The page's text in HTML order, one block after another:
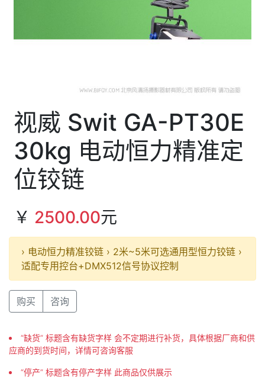
视威 Swit GA-PT30E
30kg 电动恒力精准定
位铰链
￥ 2500.00元
› 电动恒力精准铰链 › 2米~5米可选通用型恒力铰链 ›
适配专用控台+DMX512信号协议控制
购买 咨询
“缺货” 标题含有缺货字样 会不定期进行补货，具体根据厂商和供
应商的到货时间，详情可咨询客服
“停产” 标题含有停产字样 此商品仅供展示